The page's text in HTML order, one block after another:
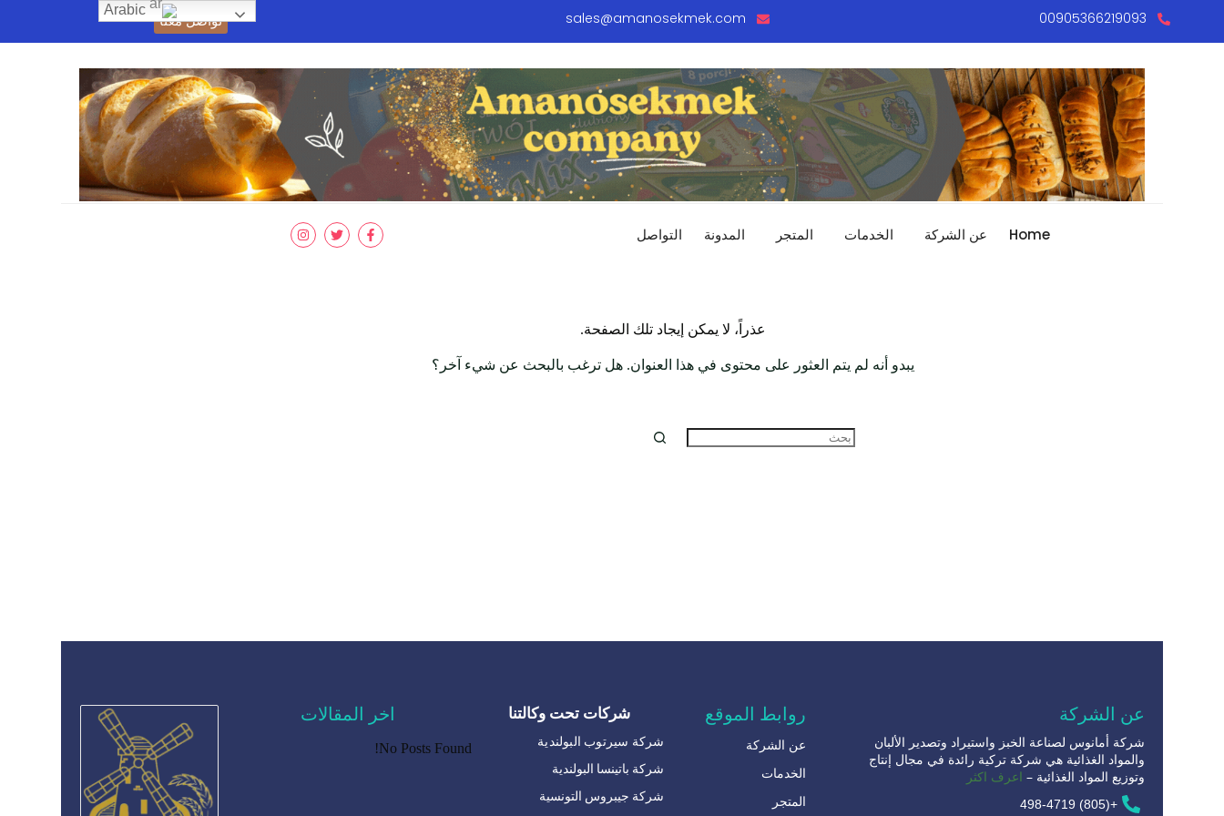
00905366219093
sales@amanosekmek.com تواصل معنا
Home عن الشركة الخدمات المتجر المدونة التواصل
عذراً، لا يمكن إيجاد تلك الصفحة.
يبدو أنه لم يتم العثور على محتوى في هذا العنوان. هل ترغب بالبحث عن شيء آخر؟
عن الشركة
شركة أمانوس لصناعة الخبز واستيراد وتصدير الألبان
والمواد الغذائية هي شركة تركية رائدة في مجال إنتاج
وتوزيع المواد الغذائية – اعرف اكثر
+(805) 498-4719
روابط الموقع
عن الشركة
الخدمات
المتجر
شركات تحت وكالتنا
شركة سيرتوب البولندية
شركة باتينسا البولندية
شركة جيبروس التونسية
اخر المقالات
No Posts Found!
Arabic